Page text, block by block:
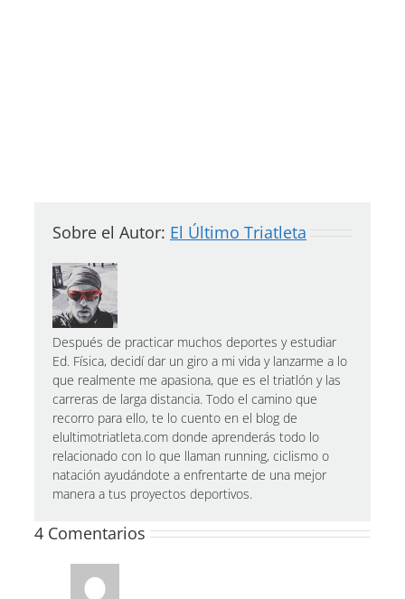
Sobre el Autor: El Último Triatleta
Después de practicar muchos deportes y estudiar
Ed. Física, decidí dar un giro a mi vida y lanzarme a lo
que realmente me apasiona, que es el triatlón y las
carreras de larga distancia. Todo el camino que
recorro para ello, te lo cuento en el blog de
elultimotriatleta.com donde aprenderás todo lo
relacionado con lo que llaman running, ciclismo o
natación ayudándote a enfrentarte de una mejor
manera a tus proyectos deportivos.
4 Comentarios